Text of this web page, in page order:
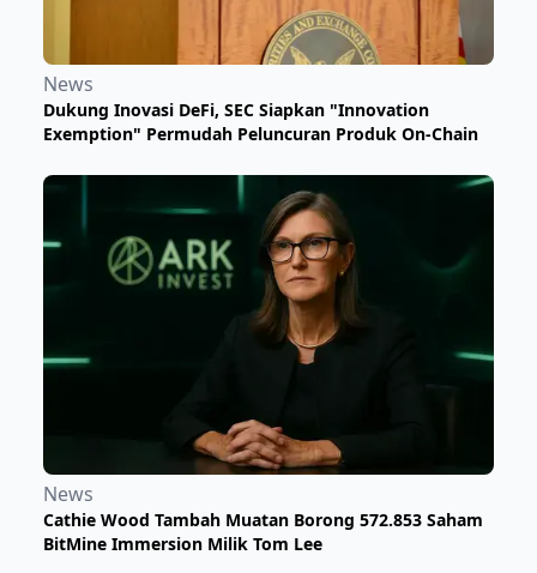
News
Dukung Inovasi DeFi, SEC Siapkan "Innovation
Exemption" Permudah Peluncuran Produk On-Chain
News
Cathie Wood Tambah Muatan Borong 572.853 Saham
BitMine Immersion Milik Tom Lee